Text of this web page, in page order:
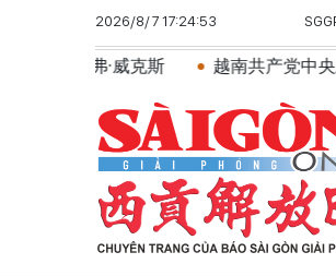
2026/8/7 17:24:53
越南共产党中央总书记、国家